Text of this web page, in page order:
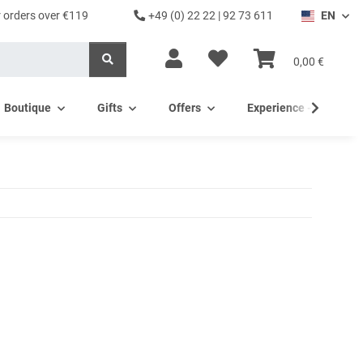
over €119 +49 (0) 22 22 | 92 73 611 EN
0,00 €
Boutique Gifts Offers Experience - Wine